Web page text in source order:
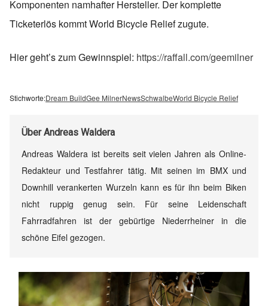
Komponenten namhafter Hersteller. Der komplette
Ticketerlös kommt World Bicycle Relief zugute.
Hier geht’s zum Gewinnspiel: https://raffall.com/geemilner
Stichworte:Dream BuildGee MilnerNewsSchwalbeWorld Bicycle Relief
ÜberAndreas Waldera
Andreas Waldera ist bereits seit vielen Jahren als Online-
Redakteur und Testfahrer tätig. Mit seinen im BMX und
Downhill verankerten Wurzeln kann es für ihn beim Biken
nicht ruppig genug sein. Für seine Leidenschaft
Fahrradfahren ist der gebürtige Niederrheiner in die
schöne Eifel gezogen.